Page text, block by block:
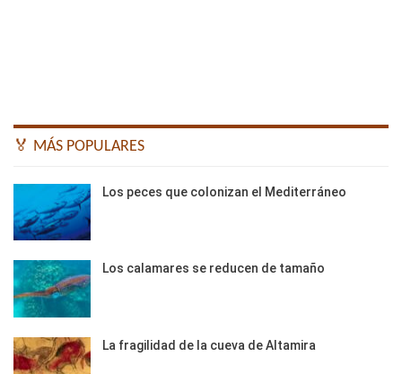
🏅 MÁS POPULARES
Los peces que colonizan el Mediterráneo
Los calamares se reducen de tamaño
La fragilidad de la cueva de Altamira